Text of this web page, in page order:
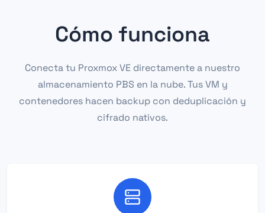
Cómo funciona
Conecta tu Proxmox VE directamente a nuestro
almacenamiento PBS en la nube. Tus VM y
contenedores hacen backup con deduplicación y
cifrado nativos.